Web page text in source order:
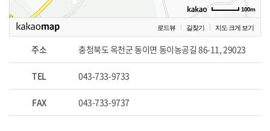
100m
로드뷰 길찾기 지도 크게 보기
주소 충청북도 옥천군 동이면 동이농공길 86-11, 29023
TEL 043-733-9733
FAX 043-733-9737